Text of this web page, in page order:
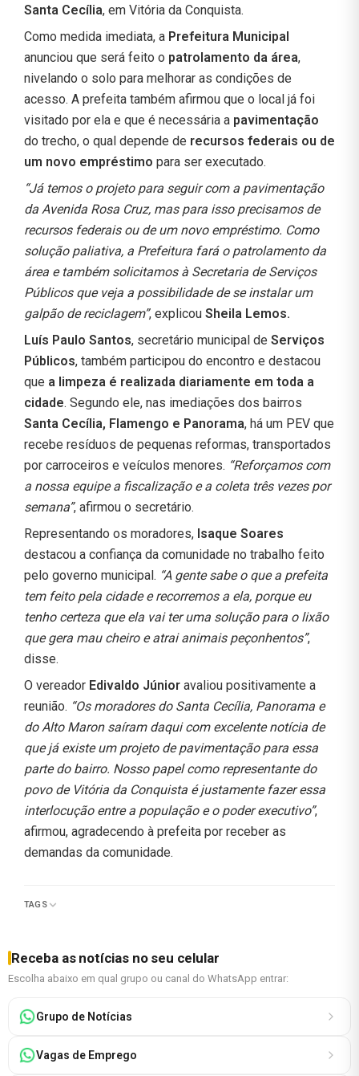
Santa Cecília, em Vitória da Conquista.
Como medida imediata, a Prefeitura Municipal
anunciou que será feito o patrolamento da área,
nivelando o solo para melhorar as condições de
acesso. A prefeita também afirmou que o local já foi
visitado por ela e que é necessária a pavimentação
do trecho, o qual depende de recursos federais ou de
um novo empréstimo para ser executado.
“Já temos o projeto para seguir com a pavimentação
da Avenida Rosa Cruz, mas para isso precisamos de
recursos federais ou de um novo empréstimo. Como
solução paliativa, a Prefeitura fará o patrolamento da
área e também solicitamos à Secretaria de Serviços
Públicos que veja a possibilidade de se instalar um
galpão de reciclagem”, explicou Sheila Lemos.
Luís Paulo Santos, secretário municipal de Serviços
Públicos, também participou do encontro e destacou
que a limpeza é realizada diariamente em toda a
cidade. Segundo ele, nas imediações dos bairros
Santa Cecília, Flamengo e Panorama, há um PEV que
recebe resíduos de pequenas reformas, transportados
por carroceiros e veículos menores. “Reforçamos com
a nossa equipe a fiscalização e a coleta três vezes por
semana”, afirmou o secretário.
Representando os moradores, Isaque Soares
destacou a confiança da comunidade no trabalho feito
pelo governo municipal. “A gente sabe o que a prefeita
tem feito pela cidade e recorremos a ela, porque eu
tenho certeza que ela vai ter uma solução para o lixão
que gera mau cheiro e atrai animais peçonhentos”,
disse.
O vereador Edivaldo Júnior avaliou positivamente a
reunião. “Os moradores do Santa Cecília, Panorama e
do Alto Maron saíram daqui com excelente notícia de
que já existe um projeto de pavimentação para essa
parte do bairro. Nosso papel como representante do
povo de Vitória da Conquista é justamente fazer essa
interlocução entre a população e o poder executivo”,
afirmou, agradecendo à prefeita por receber as
demandas da comunidade.
TAGS
Receba as notícias no seu celular
Escolha abaixo em qual grupo ou canal do WhatsApp entrar:
Grupo de Notícias
Vagas de Emprego